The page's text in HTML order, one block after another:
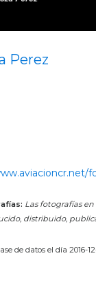
Perez
Las fotografías
distribuido,
de datos el día 2016-